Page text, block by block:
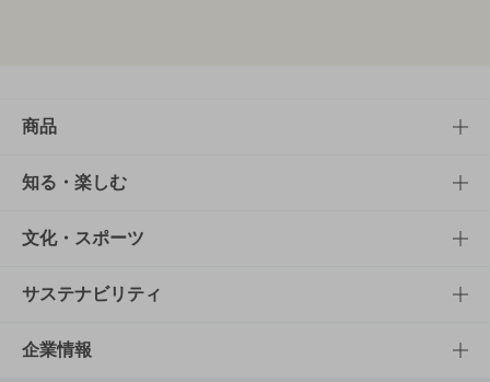
商品
商品TOP
商品一覧
商品発売情報
栄養成分一覧
知る・楽しむ
知る・楽しむTOP
キャンペーン
工場見学
文化・スポーツ
文化・スポーツTOP
サントリーホール
サステナビリティ
サステナビリティTOP
企業情報